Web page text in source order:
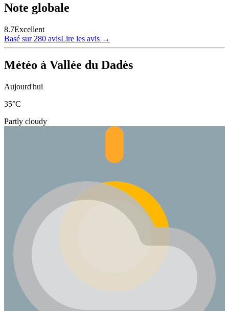
Note globale
8.7Excellent
Basé sur 280 avisLire les avis →
Météo à Vallée du Dadès
Aujourd'hui
35°C
Partly cloudy